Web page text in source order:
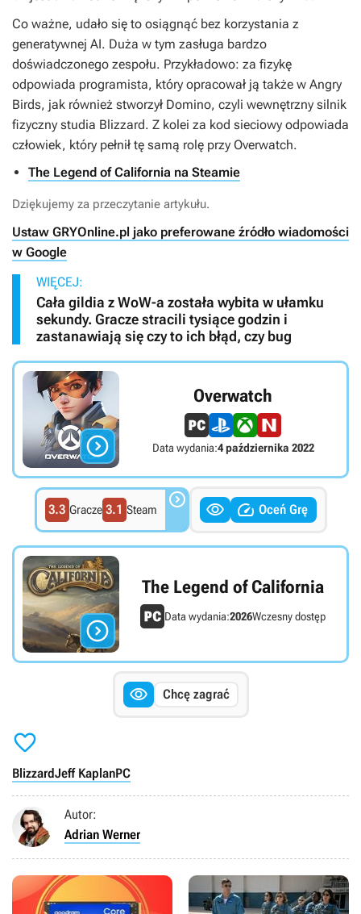
Co ważne, udało się to osiągnąć bez korzystania z
generatywnej AI. Duża w tym zasługa bardzo
doświadczonego zespołu. Przykładowo: za fizykę
odpowiada programista, który opracował ją także w Angry
Birds, jak również stworzył Domino, czyli wewnętrzny silnik
fizyczny studia Blizzard. Z kolei za kod sieciowy odpowiada
człowiek, który pełnił tę samą rolę przy Overwatch.
The Legend of California na Steamie
Dziękujemy za przeczytanie artykułu.
Ustaw GRYOnline.pl jako preferowane źródło wiadomości
w Google
WIĘCEJ:
Cała gildia z WoW-a została wybita w ułamku
sekundy. Gracze stracili tysiące godzin i
zastanawiają się czy to ich błąd, czy bug

Overwatch
Data wydania:4 października 2022
3.3 Gracze 3.1 Steam    Oceń Grę

The Legend of California
Data wydania:2026Wczesny dostęp
 Chcę zagrać

BlizzardJeff KaplanPC
Autor:
Adrian Werner